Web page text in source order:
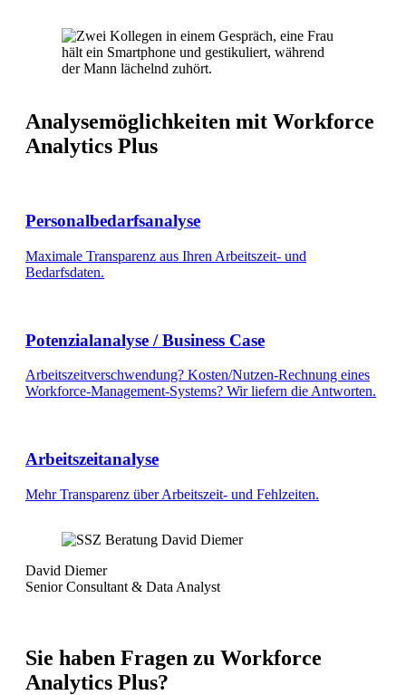
Analysemöglichkeiten mit Workforce
Analytics Plus
Personalbedarfsanalyse
Maximale Transparenz aus Ihren Arbeitszeit- und
Bedarfsdaten.
Potenzialanalyse / Business Case
Arbeitszeitverschwendung? Kosten/Nutzen-Rechnung eines
Workforce-Management-Systems? Wir liefern die Antworten.
Arbeitszeitanalyse
Mehr Transparenz über Arbeitszeit- und Fehlzeiten.
David Diemer
Senior Consultant & Data Analyst
Sie haben Fragen zu Workforce
Analytics Plus?